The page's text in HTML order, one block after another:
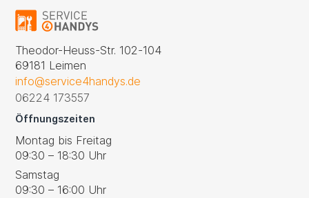
Theodor-Heuss-Str. 102-104
69181 Leimen
info@service4handys.de
06224 173557
Öffnungszeiten
Montag bis Freitag
09:30 – 18:30 Uhr
Samstag
09:30 – 16:00 Uhr